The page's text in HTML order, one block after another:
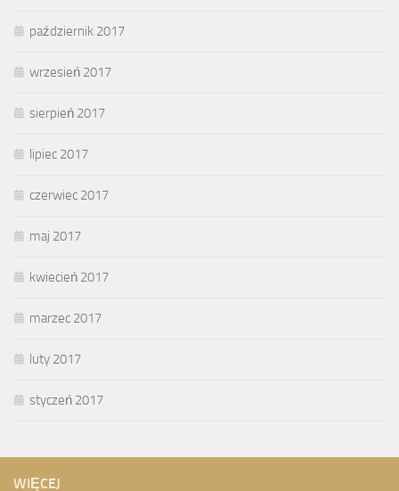
październik 2017
wrzesień 2017
sierpień 2017
lipiec 2017
czerwiec 2017
maj 2017
kwiecień 2017
marzec 2017
luty 2017
styczeń 2017
WIĘCEJ